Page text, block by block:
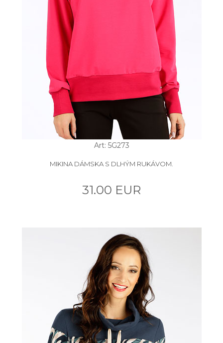
Art: 5G273
MIKINA DÁMSKA S DLHÝM RUKÁVOM.
31.00 EUR